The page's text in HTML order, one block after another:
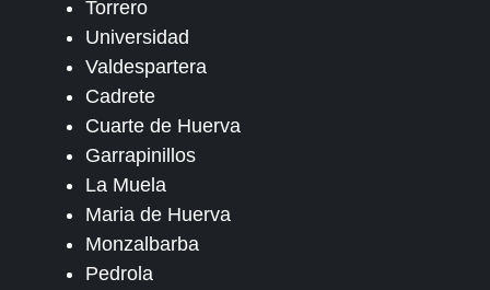
Torrero
Universidad
Valdespartera
Cadrete
Cuarte de Huerva
Garrapinillos
La Muela
Maria de Huerva
Monzalbarba
Pedrola